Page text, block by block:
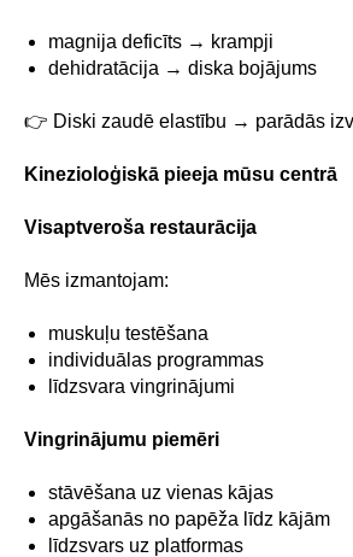
magnija deficīts → krampji
dehidratācija → diska bojājums
👉 Diski zaudē elastību → parādās
Kinezioloģiskā pieeja mūsu centrā
Visaptveroša restaurācija
Mēs izmantojam:
muskuļu testēšana
individuālas programmas
līdzsvara vingrinājumi
Vingrinājumu piemēri
stāvēšana uz vienas kājas
apgāšanās no papēža līdz kājām
līdzsvars uz platformas